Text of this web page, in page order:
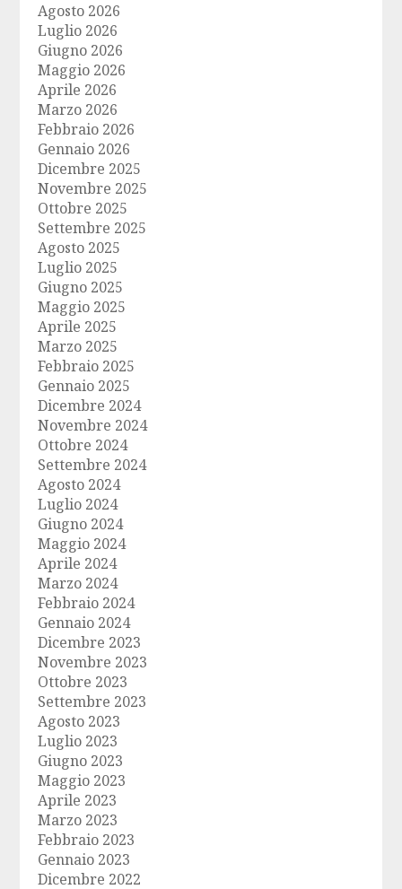
Agosto 2026
Luglio 2026
Giugno 2026
Maggio 2026
Aprile 2026
Marzo 2026
Febbraio 2026
Gennaio 2026
Dicembre 2025
Novembre 2025
Ottobre 2025
Settembre 2025
Agosto 2025
Luglio 2025
Giugno 2025
Maggio 2025
Aprile 2025
Marzo 2025
Febbraio 2025
Gennaio 2025
Dicembre 2024
Novembre 2024
Ottobre 2024
Settembre 2024
Agosto 2024
Luglio 2024
Giugno 2024
Maggio 2024
Aprile 2024
Marzo 2024
Febbraio 2024
Gennaio 2024
Dicembre 2023
Novembre 2023
Ottobre 2023
Settembre 2023
Agosto 2023
Luglio 2023
Giugno 2023
Maggio 2023
Aprile 2023
Marzo 2023
Febbraio 2023
Gennaio 2023
Dicembre 2022